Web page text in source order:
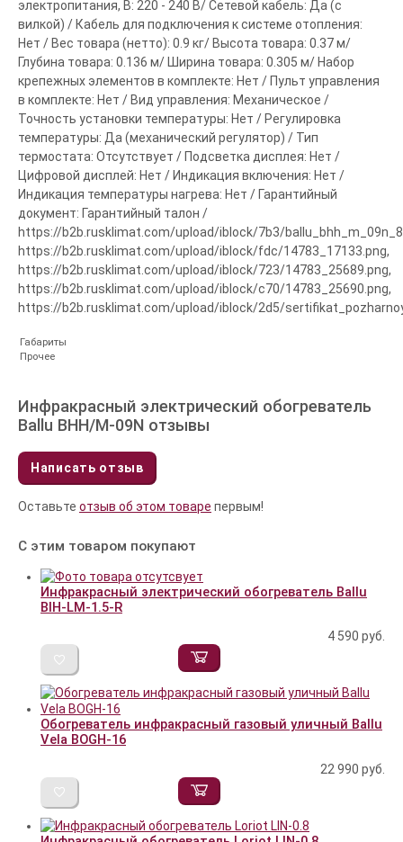
электропитания, В: 220 - 240 В/ Сетевой кабель: Да (с
вилкой) / Кабель для подключения к системе отопления:
Нет / Вес товара (нетто): 0.9 кг/ Высота товара: 0.37 м/
Глубина товара: 0.136 м/ Ширина товара: 0.305 м/ Набор
крепежных элементов в комплекте: Нет / Пульт управления
в комплекте: Нет / Вид управления: Механическое /
Точность установки температуры: Нет / Регулировка
температуры: Да (механический регулятор) / Тип
термостата: Отсутствует / Подсветка дисплея: Нет /
Цифровой дисплей: Нет / Индикация включения: Нет /
Индикация температуры нагрева: Нет / Гарантийный
документ: Гарантийный талон /
https://b2b.rusklimat.com/upload/iblock/7b3/
https://b2b.rusklimat.com/upload/iblock/fdc/14783_17133.png,
https://b2b.rusklimat.com/upload/iblock/723/14783_25689.png,
https://b2b.rusklimat.com/upload/iblock/c70/14783_25690.png,
https://b2b.rusklimat.com/upload/iblock/2d5/
Габариты
Прочее
Инфракрасный электрический обогреватель
Ballu BHH/M-09N отзывы
Написать отзыв
Оставьте отзыв об этом товаре первым!
С этим товаром покупают
Инфракрасный электрический обогреватель Ballu
BIH-LM-1.5-R
4 590 руб.
Обогреватель инфракрасный газовый уличный Ballu
Vela BOGH-16
22 990 руб.